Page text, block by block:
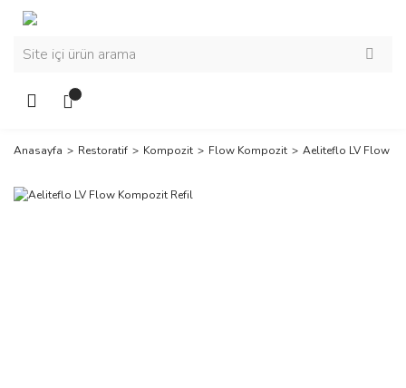
Anasayfa Restoratif Kompozit Flow Kompozit Aeliteflo LV Flow